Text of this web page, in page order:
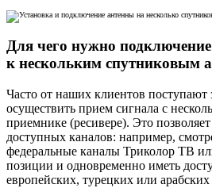
Для чего нужно подключение
к нескольким спутниковым
Часто от наших клиентов поступают
осуществить прием сигнала с
приемнике (ресивере). Это
доступных каналов: например,
федеральные каналы Триколор ТВ
позиции и одновременно иметь
европейских, турецких или